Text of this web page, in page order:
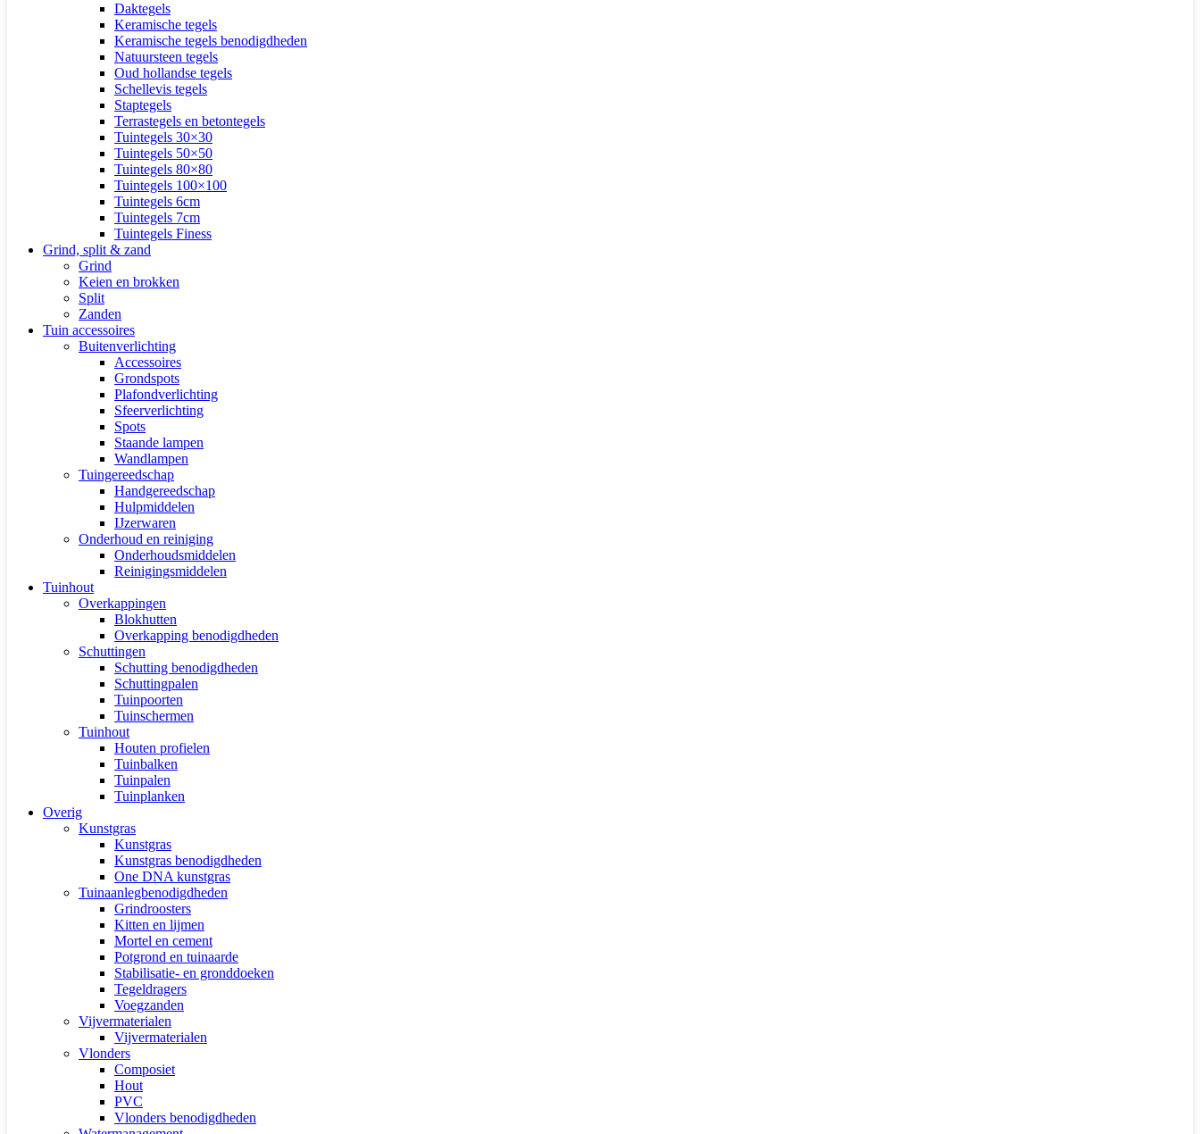
Daktegels
Keramische tegels
Keramische tegels benodigdheden
Natuursteen tegels
Oud hollandse tegels
Schellevis tegels
Staptegels
Terrastegels en betontegels
Tuintegels 30×30
Tuintegels 50×50
Tuintegels 80×80
Tuintegels 100×100
Tuintegels 6cm
Tuintegels 7cm
Tuintegels Finess
Grind, split & zand
Grind
Keien en brokken
Split
Zanden
Tuin accessoires
Buitenverlichting
Accessoires
Grondspots
Plafondverlichting
Sfeerverlichting
Spots
Staande lampen
Wandlampen
Tuingereedschap
Handgereedschap
Hulpmiddelen
IJzerwaren
Onderhoud en reiniging
Onderhoudsmiddelen
Reinigingsmiddelen
Tuinhout
Overkappingen
Blokhutten
Overkapping benodigdheden
Schuttingen
Schutting benodigdheden
Schuttingpalen
Tuinpoorten
Tuinschermen
Tuinhout
Houten profielen
Tuinbalken
Tuinpalen
Tuinplanken
Overig
Kunstgras
Kunstgras
Kunstgras benodigdheden
One DNA kunstgras
Tuinaanlegbenodigdheden
Grindroosters
Kitten en lijmen
Mortel en cement
Potgrond en tuinaarde
Stabilisatie- en gronddoeken
Tegeldragers
Voegzanden
Vijvermaterialen
Vijvermaterialen
Vlonders
Composiet
Hout
PVC
Vlonders benodigdheden